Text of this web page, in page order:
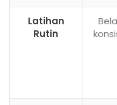
Latihan
Rutin